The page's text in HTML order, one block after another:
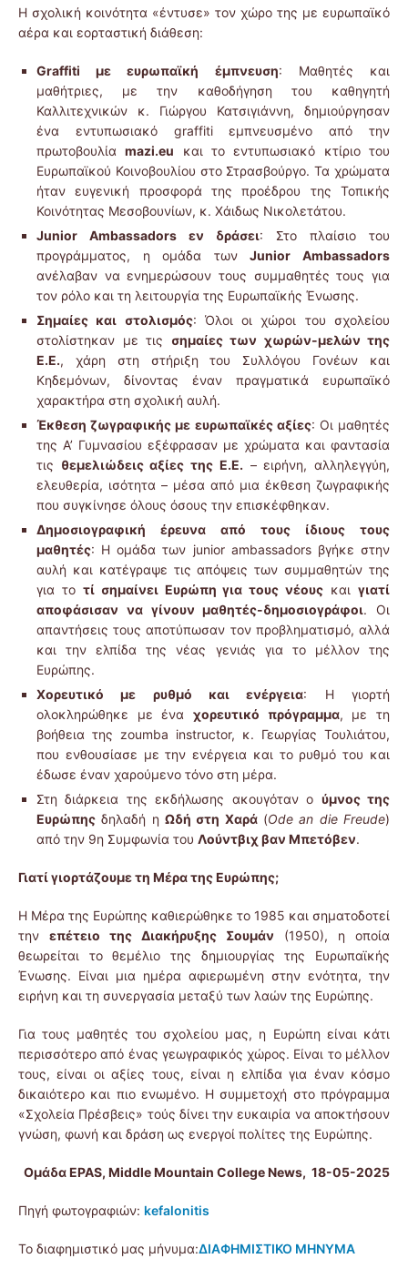
Η σχολική κοινότητα «έντυσε» τον χώρο της με ευρωπαϊκό
αέρα και εορταστική διάθεση:
Graffiti με ευρωπαϊκή έμπνευση: Μαθητές και
μαθήτριες, με την καθοδήγηση του καθηγητή
Καλλιτεχνικών κ. Γιώργου Κατσιγιάννη, δημιούργησαν
ένα εντυπωσιακό graffiti εμπνευσμένο από την
πρωτοβουλίαmazi.eu και το εντυπωσιακό κτίριο του
Ευρωπαϊκού Κοινοβουλίου στο Στρασβούργο. Τα χρώματα
ήταν ευγενική προσφορά της προέδρου της Τοπικής
Κοινότητας Μεσοβουνίων, κ. Χάιδως Νικολετάτου.
Junior Ambassadors εν δράσει: Στο πλαίσιο του
προγράμματος, η ομάδα τωνJunior Ambassadors
ανέλαβαν να ενημερώσουν τους συμμαθητές τους για
τον ρόλο και τη λειτουργία της Ευρωπαϊκής Ένωσης.
Σημαίες και στολισμός: Όλοι οι χώροι του σχολείου
στολίστηκαν με τις σημαίες των χωρών-μελών της
Ε.Ε., χάρη στη στήριξη του Συλλόγου Γονέων και
Κηδεμόνων, δίνοντας έναν πραγματικά ευρωπαϊκό
χαρακτήρα στη σχολική αυλή.
Έκθεση ζωγραφικής με ευρωπαϊκές αξίες: Οι μαθητές
της Α’ Γυμνασίου εξέφρασαν με χρώματα και φαντασία
τις θεμελιώδεις αξίες της Ε.Ε. – ειρήνη, αλληλεγγύη,
ελευθερία, ισότητα – μέσα από μια έκθεση ζωγραφικής
που συγκίνησε όλους όσους την επισκέφθηκαν.
Δημοσιογραφική έρευνα από τους ίδιους τους
μαθητές: Η ομάδα των junior ambassadors βγήκε στην
αυλή και κατέγραψε τις απόψεις των συμμαθητών της
για το τί σημαίνει Ευρώπη για τους νέους καιγιατί
αποφάσισαν να γίνουν μαθητές-δημοσιογράφοι. Οι
απαντήσεις τους αποτύπωσαν τον προβληματισμό, αλλά
και την ελπίδα της νέας γενιάς για το μέλλον της
Ευρώπης.
Χορευτικό με ρυθμό και ενέργεια: Η γιορτή
ολοκληρώθηκε με ένα χορευτικό πρόγραμμα, με τη
βοήθεια της zoumba instructor, κ. Γεωργίας Τουλιάτου,
που ενθουσίασε με την ενέργεια και το ρυθμό του και
έδωσε έναν χαρούμενο τόνο στη μέρα.
Στη διάρκεια της εκδήλωσης ακουγόταν ο ύμνος της
Ευρώπης δηλαδή η Ωδή στη Χαρά(Ode an die Freude)
από την 9η Συμφωνία του Λούντβιχ βαν Μπετόβεν.
Γιατί γιορτάζουμε τη Μέρα της Ευρώπης;
Η Μέρα της Ευρώπης καθιερώθηκε το 1985 και σηματοδοτεί
την επέτειο της Διακήρυξης Σουμάν (1950), η οποία
θεωρείται το θεμέλιο της δημιουργίας της Ευρωπαϊκής
Ένωσης. Είναι μια ημέρα αφιερωμένη στην ενότητα, την
ειρήνη και τη συνεργασία μεταξύ των λαών της Ευρώπης.
Για τους μαθητές του σχολείου μας, η Ευρώπη είναι κάτι
περισσότερο από ένας γεωγραφικός χώρος. Είναι το μέλλον
τους, είναι οι αξίες τους, είναι η ελπίδα για έναν κόσμο
δικαιότερο και πιο ενωμένο. Η συμμετοχή στο πρόγραμμα
«Σχολεία Πρέσβεις» τούς δίνει την ευκαιρία να αποκτήσουν
γνώση, φωνή και δράση ως ενεργοί πολίτες της Ευρώπης.
Ομάδα EPAS, Middle Mountain College News, 18-05-2025
Πηγή φωτογραφιών: kefalonitis
Το διαφημιστικό μας μήνυμα:ΔΙΑΦΗΜΙΣΤΙΚΟ ΜΗΝΥΜΑ